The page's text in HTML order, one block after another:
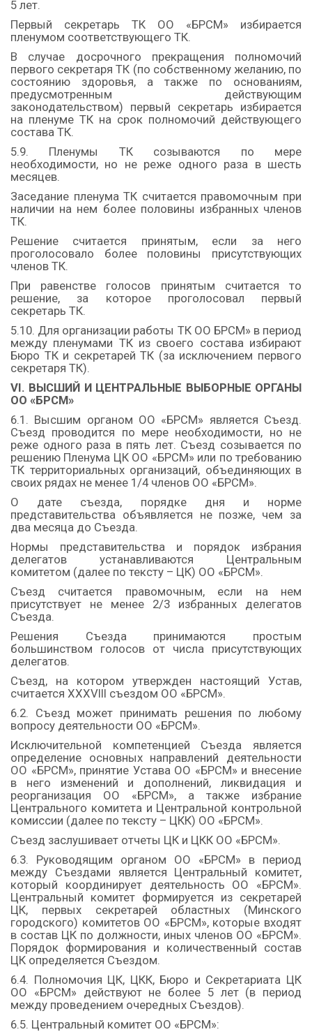
5 лет.
Первый секретарь ТК ОО «БРСМ» избирается
пленумом соответствующего ТК.
В случае досрочного прекращения полномочий
первого секретаря ТК (по собственному желанию, по
состоянию здоровья, а также по основаниям,
предусмотренным действующим
законодательством) первый секретарь избирается
на пленуме ТК на срок полномочий действующего
состава ТК.
5.9. Пленумы ТК созываются по мере
необходимости, но не реже одного раза в шесть
месяцев.
Заседание пленума ТК считается правомочным при
наличии на нем более половины избранных членов
ТК.
Решение считается принятым, если за него
проголосовало более половины присутствующих
членов ТК.
При равенстве голосов принятым считается то
решение, за которое проголосовал первый
секретарь ТК.
5.10. Для организации работы ТК ОО БРСМ» в период
между пленумами ТК из своего состава избирают
Бюро ТК и секретарей ТК (за исключением первого
секретаря ТК).
VI. ВЫСШИЙ И ЦЕНТРАЛЬНЫЕ ВЫБОРНЫЕ ОРГАНЫ
ОО «БРСМ»
6.1. Высшим органом ОО «БРСМ» является Съезд.
Съезд проводится по мере необходимости, но не
реже одного раза в пять лет. Съезд созывается по
решению Пленума ЦК ОО «БРСМ» или по требованию
ТК территориальных организаций, объединяющих в
своих рядах не менее 1/4 членов ОО «БРСМ».
О дате съезда, порядке дня и норме
представительства объявляется не позже, чем за
два месяца до Съезда.
Нормы представительства и порядок избрания
делегатов устанавливаются Центральным
комитетом (далее по тексту – ЦК) ОО «БРСМ».
Съезд считается правомочным, если на нем
присутствует не менее 2/3 избранных делегатов
Съезда.
Решения Съезда принимаются простым
большинством голосов от числа присутствующих
делегатов.
Съезд, на котором утвержден настоящий Устав,
считается XXXVIII съездом ОО «БРСМ».
6.2. Съезд может принимать решения по любому
вопросу деятельности ОО «БРСМ».
Исключительной компетенцией Съезда является
определение основных направлений деятельности
ОО «БРСМ», принятие Устава ОО «БРСМ» и внесение
в него изменений и дополнений, ликвидация и
реорганизация ОО «БРСМ», а также избрание
Центрального комитета и Центральной контрольной
комиссии (далее по тексту – ЦКК) ОО «БРСМ».
Съезд заслушивает отчеты ЦК и ЦКК ОО «БРСМ».
6.3. Руководящим органом ОО «БРСМ» в период
между Съездами является Центральный комитет,
который координирует деятельность ОО «БРСМ».
Центральный комитет формируется из секретарей
ЦК, первых секретарей областных (Минского
городского) комитетов ОО «БРСМ», которые входят
в состав ЦК по должности, иных членов ОО «БРСМ».
Порядок формирования и количественный состав
ЦК определяется Съездом.
6.4. Полномочия ЦК, ЦКК, Бюро и Секретариата ЦК
ОО «БРСМ» действуют не более 5 лет (в период
между проведением очередных Съездов).
6.5. Центральный комитет ОО «БРСМ»: